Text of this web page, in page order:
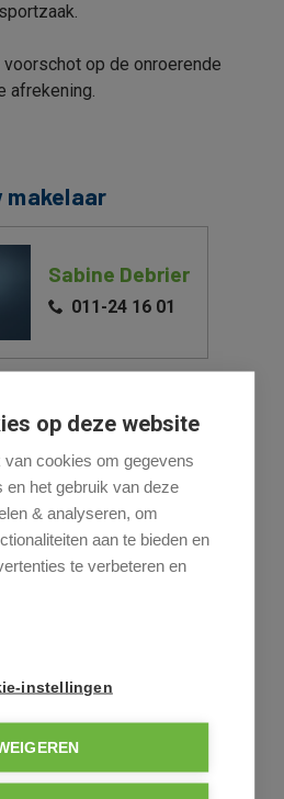
op de onroerende
afrekening.
makelaar
Sabine Debrier
011-24 16 01
Comfort
op deze website
cookies om gegevens
en het gebruik van deze
& analyseren, om
aan te bieden en
te verbeteren en
instellingen